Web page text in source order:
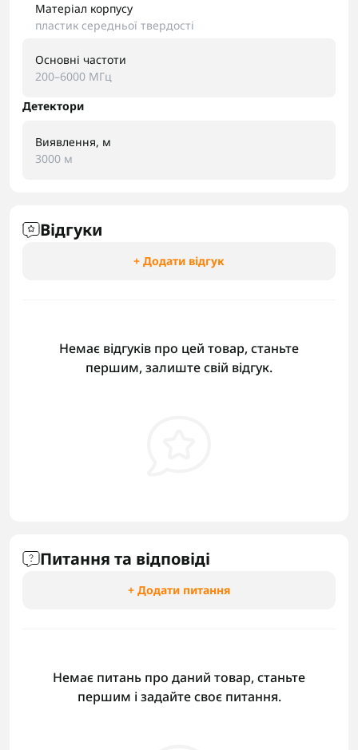
Матеріал корпусу
пластик середньої твердості
Основні частоти
200–6000 МГц
Детектори
Виявлення, м
3000 м
Відгуки
+ Додати відгук
Немає відгуків про цей товар, станьте
першим, залиште свій відгук.
Питання та відповіді
+ Додати питання
Немає питань про даний товар, станьте
першим і задайте своє питання.